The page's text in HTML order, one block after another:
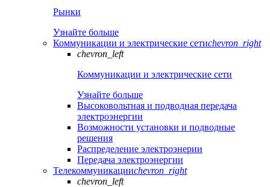
Рынки
Узнайте больше
Коммуникации и электрические сетиchevron_right
chevron_left
Коммуникации и электрические сети
Узнайте больше
Высоковольтная и подводная передача
электроэнергии
Возможности установки и подводные
решения
Распределение электроэнерии
Передача электроэнергии
Телекоммуникацииchevron_right
chevron_left